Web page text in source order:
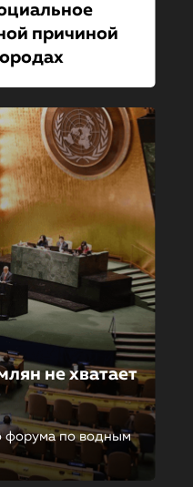
причиной
не хватает
форума по водным